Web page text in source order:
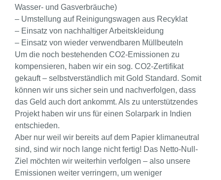
Wasser- und Gasverbräuche)
– Umstellung auf Reinigungswagen aus Recyklat
– Einsatz von nachhaltiger Arbeitskleidung
– Einsatz von wieder verwendbaren Müllbeuteln
Um die noch bestehenden CO2-Emissionen zu
kompensieren, haben wir ein sog. CO2-Zertifikat
gekauft – selbstverständlich mit Gold Standard. Somit
können wir uns sicher sein und nachverfolgen, dass
das Geld auch dort ankommt. Als zu unterstützendes
Projekt haben wir uns für einen Solarpark in Indien
entschieden.
Aber nur weil wir bereits auf dem Papier klimaneutral
sind, sind wir noch lange nicht fertig! Das Netto-Null-
Ziel möchten wir weiterhin verfolgen – also unsere
Emissionen weiter verringern, um weniger